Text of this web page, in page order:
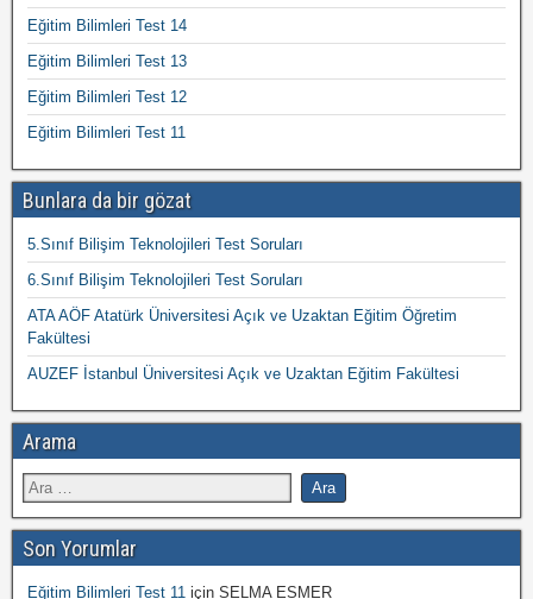
Eğitim Bilimleri Test 14
Eğitim Bilimleri Test 13
Eğitim Bilimleri Test 12
Eğitim Bilimleri Test 11
Bunlara da bir gözat
5.Sınıf Bilişim Teknolojileri Test Soruları
6.Sınıf Bilişim Teknolojileri Test Soruları
ATA AÖF Atatürk Üniversitesi Açık ve Uzaktan Eğitim Öğretim
Fakültesi
AUZEF İstanbul Üniversitesi Açık ve Uzaktan Eğitim Fakültesi
Arama
Son Yorumlar
Eğitim Bilimleri Test 11 için SELMA ESMER